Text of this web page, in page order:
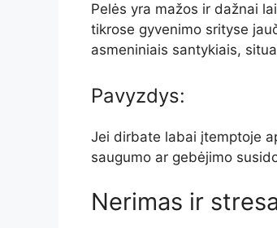
Pelės yra mažos ir dažnai
tikrose gyvenimo srityse
asmeniniais santykiais,
Pavyzdys:
Jei dirbate labai įtemptoje
saugumo ar gebėjimo
Nerimas ir